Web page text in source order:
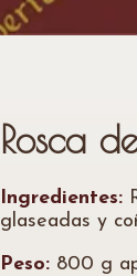
Rosca
Ingredientes:
glaseadas y
Peso: 800 g